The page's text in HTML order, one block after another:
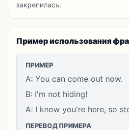
закрепилась.
Пример использования
ПРИМЕР
A: You can come out now.
B: I'm not hiding!
A: I know you're here, so
ПЕРЕВОД ПРИМЕРА